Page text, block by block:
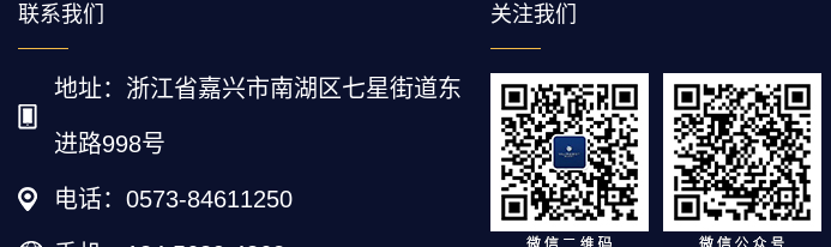
联系我们
地址：浙江省嘉兴市南湖区七星街道东
进路998号
电话：0573-84611250
关注我们